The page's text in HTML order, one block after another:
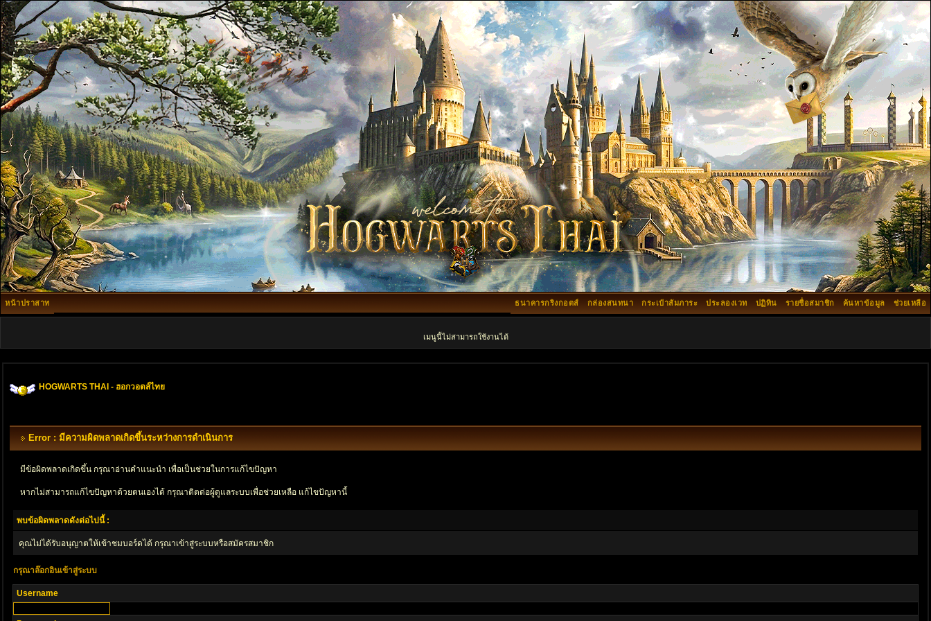
หน้าปราสาท ช่วยเหลือ
ค้นหาข้อมูล
รายชื่อสมาชิก
ปฏิทิน
ประลองเวท
กระเป๋าสัมภาระ
กล่องสนทนา
ธนาคารกริงกอตส์
เมนูนี้ไม่สามารถใช้งานได้
HOGWARTS THAI - ฮอกวอตส์ไทย
Error : มีความผิดพลาดเกิดขึ้นระหว่างการดำเนินการ
มีข้อผิดพลาดเกิดขึ้น กรุณาอ่านคำแนะนำ เพื่อเป็นช่วยในการแก้ไขปัญหา
หากไม่สามารถแก้ไขปัญหาด้วยตนเองได้ กรุณาติตด่อผู้ดูแลระบบเพื่อช่วยเหลือ แก้ไขปัญหานี้
พบข้อผิดพลาดดังต่อไปนี้ :
คุณไม่ได้รับอนุญาตให้เข้าชมบอร์ดได้ กรุณาเข้าสู่ระบบหรือสมัครสมาชิก
กรุณาล๊อกอินเข้าสู่ระบบ
Username